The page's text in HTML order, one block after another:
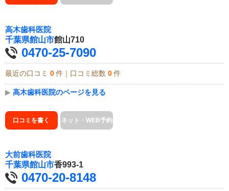
高木歯科医院
千葉県館山市館山710
0470-25-7090
最近の口コミ 0 件｜口コミ総数 0 件
▶ 高木歯科医院のページを見る
口コミを書く ネット・WEB予約
大前歯科医院
千葉県館山市香993-1
0470-20-8148